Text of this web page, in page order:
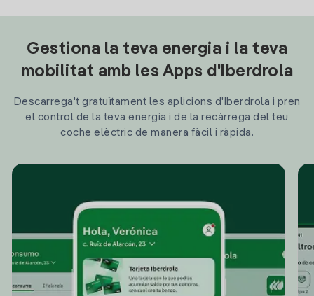
Gestiona la teva energia i la teva
mobilitat amb les Apps d'Iberdrola
Descarrega't gratuïtament les aplicions d'Iberdrola i pren
el control de la teva energia i de la recàrrega del teu
coche elèctric de manera fàcil i ràpida.